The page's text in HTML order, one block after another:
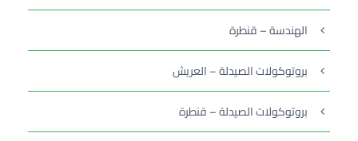
الهندسة – قنطرة
بروتوكولات الصيدلة – العريش
بروتوكولات الصيدلة – قنطرة